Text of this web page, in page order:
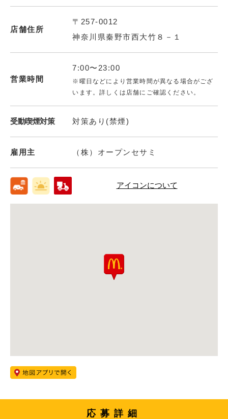
店舗住所
〒257-0012
神奈川県秦野市西大竹８－１
営業時間
7:00〜23:00
※曜日などにより営業時間が異なる場合がござ
います。詳しくは店舗にご確認ください。
受動喫煙対策 対策あり(禁煙)
雇用主 （株）オープンセサミ
アイコンについて
応募詳細